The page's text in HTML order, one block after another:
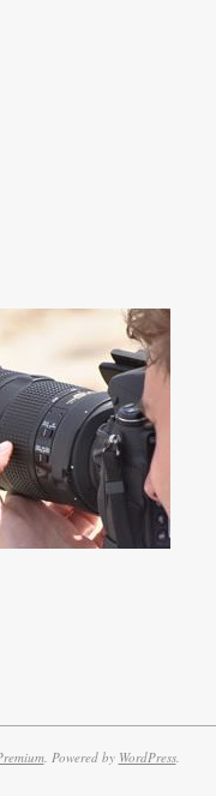
. Powered by WordPress.